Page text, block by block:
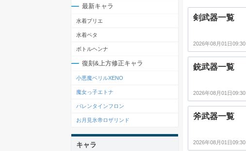
剣武器一覧
2026年08月01日09:30
銃武器一覧
2026年08月01日09:30
斧武器一覧
2026年08月01日09:30
最新キャラ
水着プリエ
水着ペタ
ボトルヘンナ
復刻&上方修正キャラ
小悪魔ベリルXENO
魔女っ子エトナ
バレンタインフロン
お月見氷帝ロザリンド
キャラ